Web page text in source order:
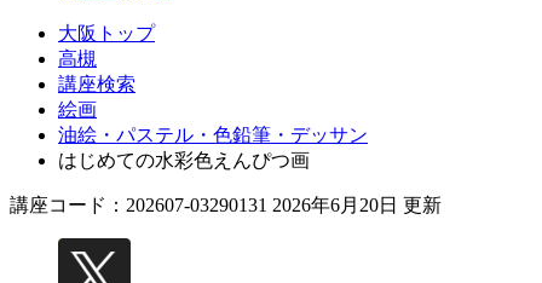
大阪トップ
高槻
講座検索
絵画
油絵・パステル・色鉛筆・デッサン
はじめての水彩色えんぴつ画
講座コード：202607-03290131 2026年6月20日 更新